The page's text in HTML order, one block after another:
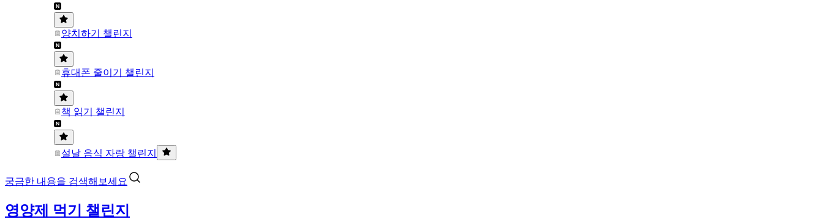
양치하기 챌린지
휴대폰 줄이기 챌린지
책 읽기 챌린지
설날 음식 자랑 챌린지
궁금한 내용을 검색해보세요
영양제 먹기 챌린지